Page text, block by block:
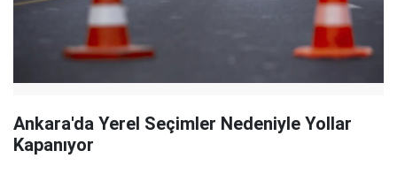
Ankara'da Yerel Seçimler Nedeniyle Yollar
Kapanıyor